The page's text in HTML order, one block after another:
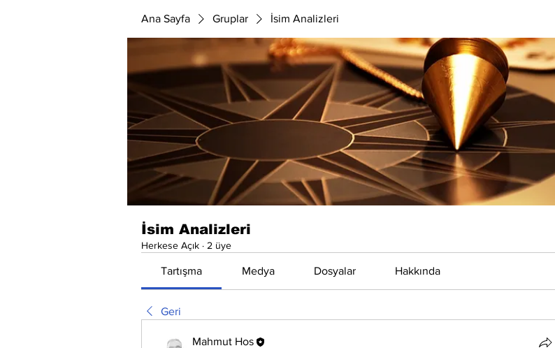
Ana Sayfa Gruplar İsim Analizleri
İsim Analizleri
Herkese Açık · 2 üye
Tartışma Medya Dosyalar Hakkında
Geri
Mahmut Hos